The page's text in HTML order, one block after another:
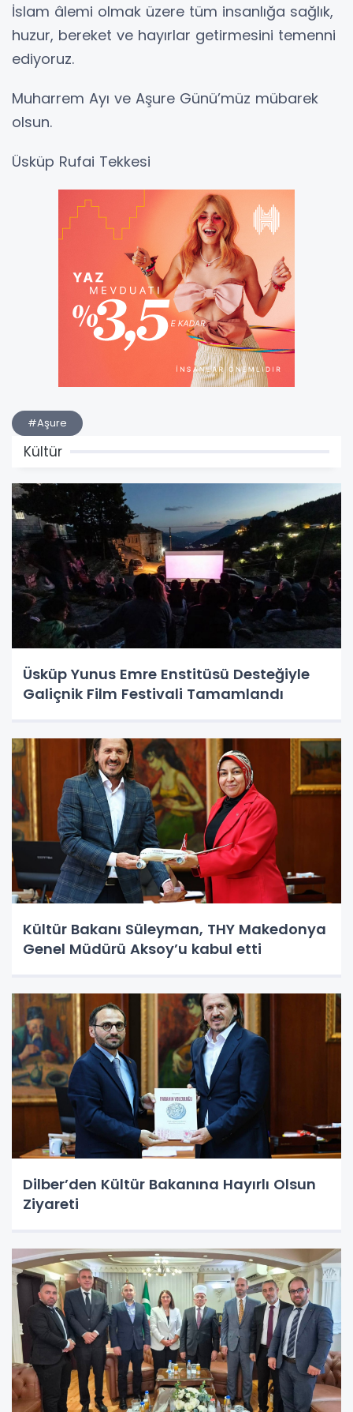
İslam âlemi olmak üzere tüm insanlığa sağlık,
huzur, bereket ve hayırlar getirmesini temenni
ediyoruz.
Muharrem Ayı ve Aşure Günü’müz mübarek
olsun.
Üsküp Rufai Tekkesi
#Aşure
Kültür
Üsküp Yunus Emre Enstitüsü Desteğiyle
Galiçnik Film Festivali Tamamlandı
Kültür Bakanı Süleyman, THY Makedonya
Genel Müdürü Aksoy’u kabul etti
Dilber’den Kültür Bakanına Hayırlı Olsun
Ziyareti